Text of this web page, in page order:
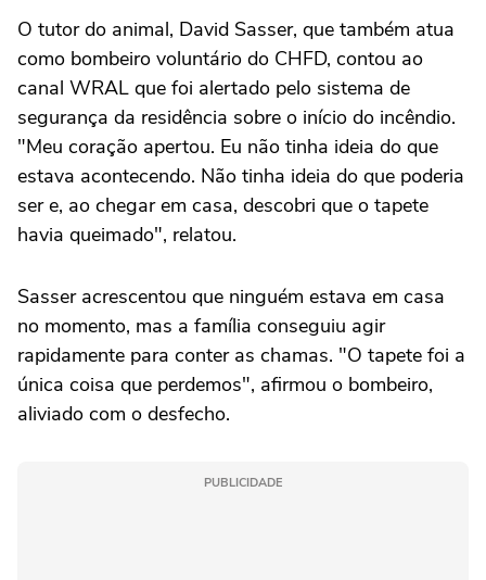
O tutor do animal, David Sasser, que também atua
como bombeiro voluntário do CHFD, contou ao
canal WRAL que foi alertado pelo sistema de
segurança da residência sobre o início do incêndio.
"Meu coração apertou. Eu não tinha ideia do que
estava acontecendo. Não tinha ideia do que poderia
ser e, ao chegar em casa, descobri que o tapete
havia queimado", relatou.
Sasser acrescentou que ninguém estava em casa
no momento, mas a família conseguiu agir
rapidamente para conter as chamas. "O tapete foi a
única coisa que perdemos", afirmou o bombeiro,
aliviado com o desfecho.
PUBLICIDADE